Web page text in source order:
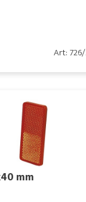
Art:
mm